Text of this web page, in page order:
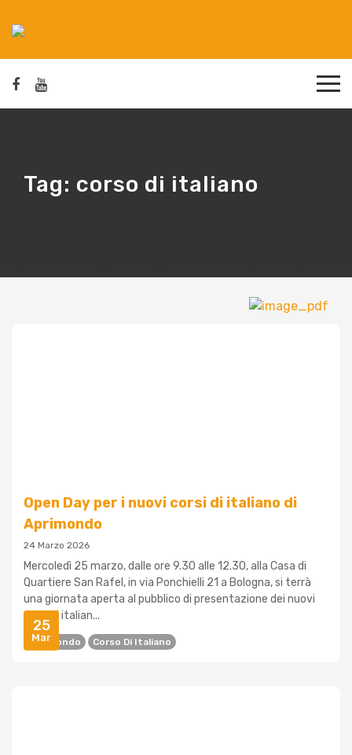
Tag: corso di italiano
25
Mar
Open Day per i nuovi corsi di italiano di
Aprimondo
24 Marzo 2026
Mercoledì 25 marzo, dalle ore 9.30 alle 12.30, alla Casa di
Quartiere San Rafel, in via Ponchielli 21 a Bologna, si terrà
una giornata aperta al pubblico di presentazione dei nuovi
corsi di italian...
Aprimondo Corso Di Italiano